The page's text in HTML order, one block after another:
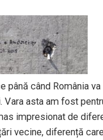
până când România
Vara asta am fost
impresionat de
vecine, diferență